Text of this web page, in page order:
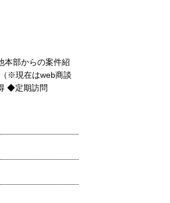
本部からの案件紹
※現在はweb商談
◆定期訪問